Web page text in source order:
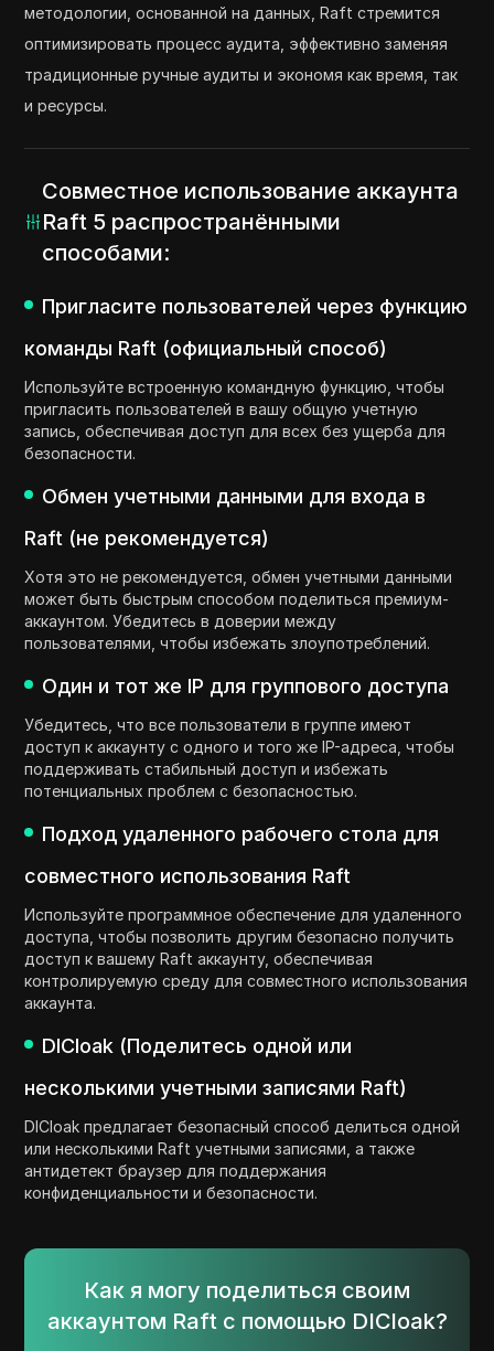
методологии, основанной на данных, Raft стремится
оптимизировать процесс аудита, эффективно заменяя
традиционные ручные аудиты и экономя как время, так
и ресурсы.
Совместное использование аккаунта
Raft 5 распространёнными
способами:
Пригласите пользователей через функцию
команды Raft (официальный способ)
Используйте встроенную командную функцию, чтобы
пригласить пользователей в вашу общую учетную
запись, обеспечивая доступ для всех без ущерба для
безопасности.
Обмен учетными данными для входа в
Raft (не рекомендуется)
Хотя это не рекомендуется, обмен учетными данными
может быть быстрым способом поделиться премиум-
аккаунтом. Убедитесь в доверии между
пользователями, чтобы избежать злоупотреблений.
Один и тот же IP для группового доступа
Убедитесь, что все пользователи в группе имеют
доступ к аккаунту с одного и того же IP-адреса, чтобы
поддерживать стабильный доступ и избежать
потенциальных проблем с безопасностью.
Подход удаленного рабочего стола для
совместного использования Raft
Используйте программное обеспечение для удаленного
доступа, чтобы позволить другим безопасно получить
доступ к вашему Raft аккаунту, обеспечивая
контролируемую среду для совместного использования
аккаунта.
DICloak (Поделитесь одной или
несколькими учетными записями Raft)
DICloak предлагает безопасный способ делиться одной
или несколькими Raft учетными записями, а также
антидетект браузер для поддержания
конфиденциальности и безопасности.
Как я могу поделиться своим
аккаунтом Raft с помощью DICloak?